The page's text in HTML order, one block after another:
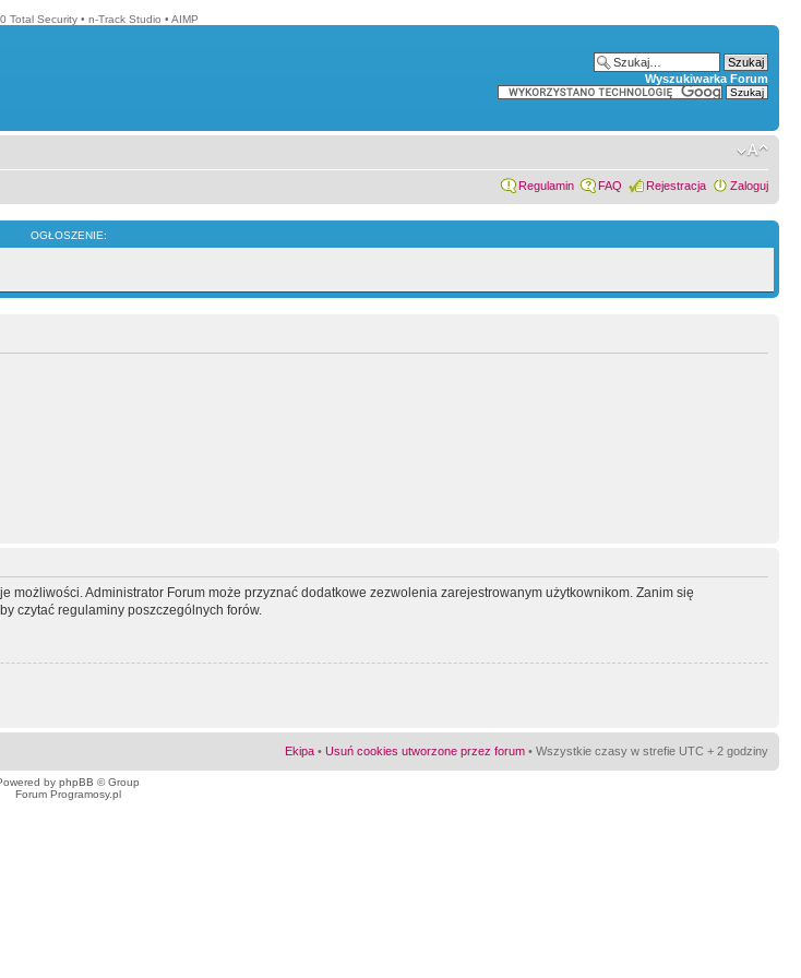
Total Security • n-Track Studio • AIMP
Wyszukiwarka Forum
Regulamin FAQ Rejestracja Zaloguj
OGŁOSZENIE:
Administrator Forum może przyznać dodatkowe zezwolenia zarejestrowanym użytkownikom. Zanim się
czytać regulaminy poszczególnych forów.
Ekipa • Usuń cookies utworzone przez forum • Wszystkie czasy w strefie UTC + 2 godziny
by phpBB © Group
Forum Programosy.pl